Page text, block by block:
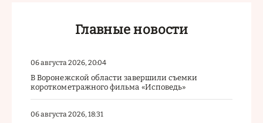
Главные новости
06 августа 2026, 20:04
В Воронежской области завершили съемки
короткометражного фильма «Исповедь»
06 августа 2026, 18:31